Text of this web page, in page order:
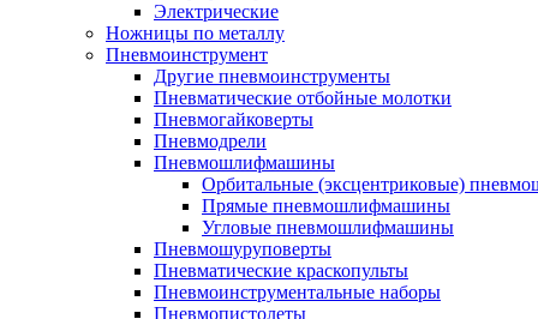
Электрические
Ножницы по металлу
Пневмоинструмент
Другие пневмоинструменты
Пневматические отбойные молотки
Пневмогайковерты
Пневмодрели
Пневмошлифмашины
Орбитальные (эксцентриковые)
Прямые пневмошлифмашины
Угловые пневмошлифмашины
Пневмошуруповерты
Пневматические краскопульты
Пневмоинструментальные наборы
Пневмопистолеты